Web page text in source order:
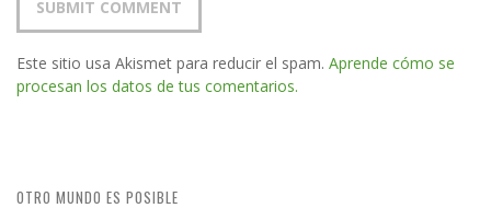
Este sitio usa Akismet para reducir el spam. Aprende cómo se
procesan los datos de tus comentarios.
OTRO MUNDO ES POSIBLE